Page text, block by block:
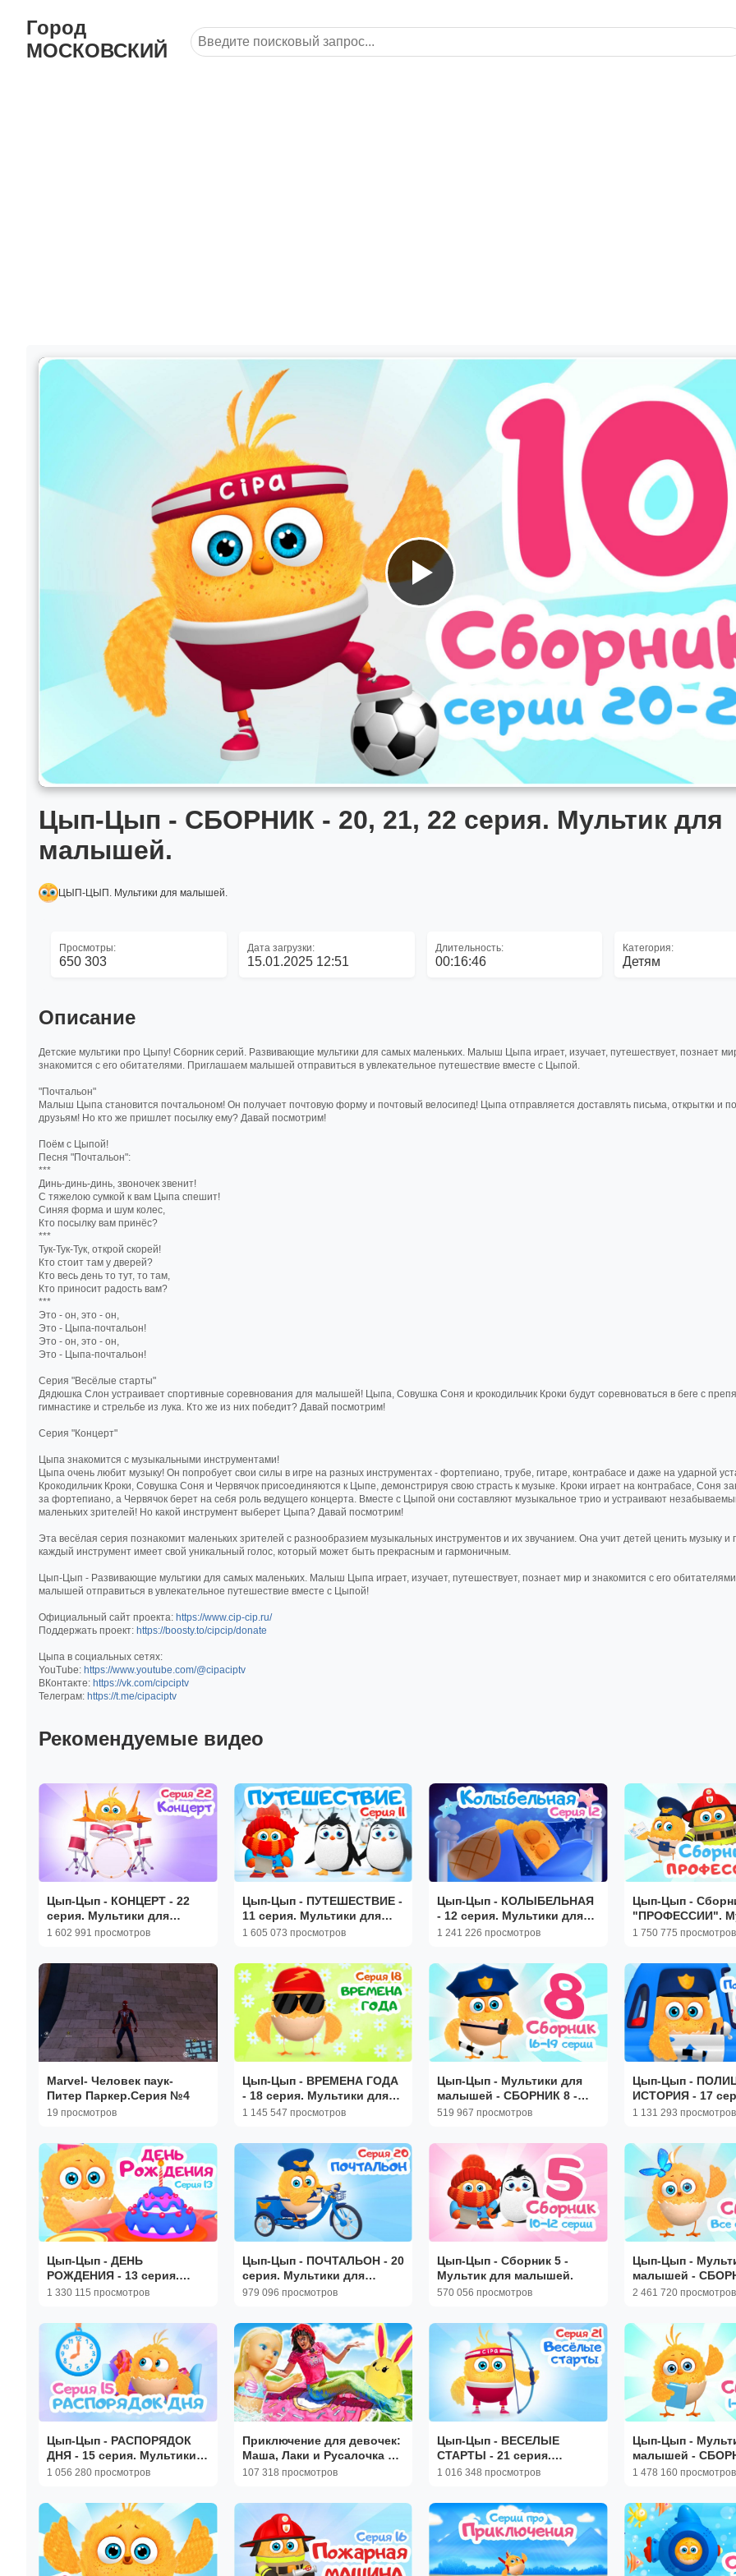
Город
МОСКОВСКИЙ
Цып-Цып - СБОРНИК - 20, 21, 22 серия. Мультик для
малышей.
ЦЫП-ЦЫП. Мультики для малышей.
Просмотры:
650 303
Дата загрузки:
15.01.2025 12:51
Длительность:
00:16:46
Категория:
Детям
Описание
Детские мультики про Цыпу! Сборник серий. Развивающие мультики для самых маленьких. Малыш Цыпа играет, изучает, путешествует, познает
знакомится с его обитателями. Приглашаем малышей отправиться в увлекательное путешествие вместе с Цыпой.
"Почтальон"
Малыш Цыпа становится почтальоном! Он получает почтовую форму и почтовый велосипед! Цыпа отправляется доставлять письма, открытки и
друзьям! Но кто же пришлет посылку ему? Давай посмотрим!
Поём с Цыпой!
Песня "Почтальон":
***
Динь-динь-динь, звоночек звенит!
С тяжелою сумкой к вам Цыпа спешит!
Синяя форма и шум колес,
Кто посылку вам принёс?
***
Тук-Тук-Тук, открой скорей!
Кто стоит там у дверей?
Кто весь день то тут, то там,
Кто приносит радость вам?
***
Это - он, это - он,
Это - Цыпа-почтальон!
Это - он, это - он,
Это - Цыпа-почтальон!
Серия "Весёлые старты"
Дядюшка Слон устраивает спортивные соревнования для малышей! Цыпа, Совушка Соня и крокодильчик Кроки будут соревноваться в беге с
гимнастике и стрельбе из лука. Кто же из них победит? Давай посмотрим!
Серия "Концерт"
Цыпа знакомится с музыкальными инструментами!
Цыпа очень любит музыку! Он попробует свои силы в игре на разных инструментах - фортепиано, трубе, гитаре, контрабасе и даже на ударной
Крокодильчик Кроки, Совушка Соня и Червячок присоединяются к Цыпе, демонстрируя свою страсть к музыке. Кроки играет на контрабасе, Соня
за фортепиано, а Червячок берет на себя роль ведущего концерта. Вместе с Цыпой они составляют музыкальное трио и устраивают
маленьких зрителей! Но какой инструмент выберет Цыпа? Давай посмотрим!
Эта весёлая серия познакомит маленьких зрителей с разнообразием музыкальных инструментов и их звучанием. Она учит детей ценить музыку и
каждый инструмент имеет свой уникальный голос, который может быть прекрасным и гармоничным.
Цып-Цып - Развивающие мультики для самых маленьких. Малыш Цыпа играет, изучает, путешествует, познает мир и знакомится с его
малышей отправиться в увлекательное путешествие вместе с Цыпой!
Официальный сайт проекта: https://www.cip-cip.ru/
Поддержать проект: https://boosty.to/cipcip/donate
Цыпа в социальных сетях:
YouTube: https://www.youtube.com/@cipaciptv
ВКонтакте: https://vk.com/cipciptv
Телеграм: https://t.me/cipaciptv
Рекомендуемые видео
Цып-Цып - КОНЦЕРТ - 22
серия. Мультики для
малышей!
1 602 991 просмотров
Цып-Цып - ПУТЕШЕСТВИЕ -
11 серия. Мультики для
детей.
1 605 073 просмотров
Цып-Цып - КОЛЫБЕЛЬНАЯ
- 12 серия. Мультики для
малышей
1 241 226 просмотров
Цып-Цып -
"ПРОФЕССИИ".
для малышей.
1 750 775 просмотров
Marvel- Человек паук-
Питер Паркер.Серия №4
19 просмотров
Цып-Цып - ВРЕМЕНА ГОДА
- 18 серия. Мультики для
малышей.
1 145 547 просмотров
Цып-Цып - Мультики для
малышей - СБОРНИК 8 -
Серии с 16 по 19.
519 967 просмотров
Цып-Цып -
ИСТОРИЯ - 17 серия.
Мультики для
1 131 293 просмотров
Цып-Цып - ДЕНЬ
РОЖДЕНИЯ - 13 серия.
Мультики для малышей!
1 330 115 просмотров
Цып-Цып - ПОЧТАЛЬОН - 20
серия. Мультики для
малышей!
979 096 просмотров
Цып-Цып - Сборник 5 -
Мультик для малышей.
570 056 просмотров
Цып-Цып -
малышей -
Серии с 1 по 20.
2 461 720 просмотров
Цып-Цып - РАСПОРЯДОК
ДНЯ - 15 серия. Мультики
для малышей!
1 056 280 просмотров
Приключение для девочек:
Маша, Лаки и Русалочка —
сборы, угощение и
107 318 просмотров
Цып-Цып - ВЕСЕЛЫЕ
СТАРТЫ - 21 серия.
Мультики для малышей!
1 016 348 просмотров
Цып-Цып -
малышей -
Серии с 1 по 19.
1 478 160 просмотров